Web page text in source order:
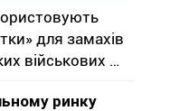
для замахів
військових —
ринку